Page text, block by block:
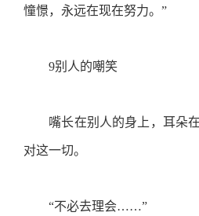
憧憬，永远在现在努力。”
9别人的嘲笑
嘴长在别人的身上，耳朵在
对这一切。
“不必去理会……”